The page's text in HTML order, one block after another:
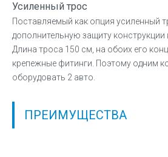
Усиленный трос
Поставляемый как опция усиленный
дополнительную защиту конструкции
Длина троса 150 см, на обоих его
крепежные фитинги. Поэтому одним
оборудовать 2 авто.
ПРЕИМУЩЕСТВА